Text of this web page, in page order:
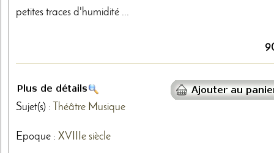
petites traces d'humidité ...
Sujet(s) : Théâtre Musique
Epoque : XVIIIe siècle